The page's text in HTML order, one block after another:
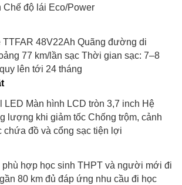
Chế độ lái Eco/Power
TTFAR 48V22Ah Quãng đường di
77 km/lần sạc Thời gian sạc: 7–8
lên tới 24 tháng
LED Màn hình LCD tròn 3,7 inch Hệ
lượng khi giảm tốc Chống trộm, cảnh
chứa đồ và cổng sạc tiện lợi
phù hợp học sinh THPT và người mới đi
80 km đủ đáp ứng nhu cầu đi học